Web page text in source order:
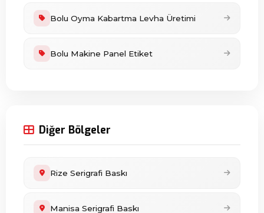
Bolu Oyma Kabartma Levha Üretimi
Bolu Makine Panel Etiket
Diğer Bölgeler
Rize Serigrafi Baskı
Manisa Serigrafi Baskı